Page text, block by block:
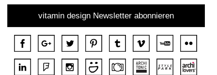
vitamin design Newsletter abonnieren